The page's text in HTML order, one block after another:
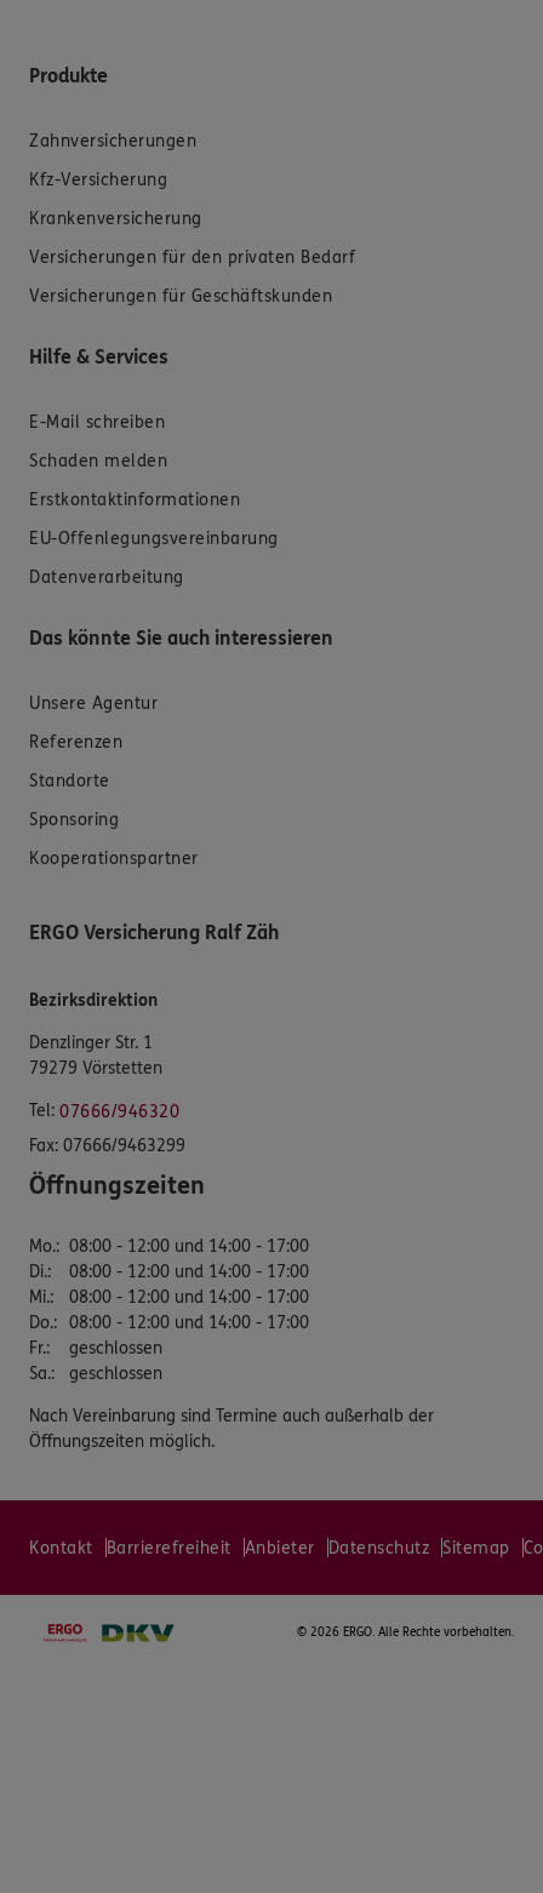
Produkte
Zahnversicherungen
Kfz-Versicherung
Krankenversicherung
Versicherungen für den privaten Bedarf
Versicherungen für Geschäftskunden
Hilfe & Services
E-Mail schreiben
Schaden melden
Erstkontaktinformationen
EU-Offenlegungsvereinbarung
Datenverarbeitung
Das könnte Sie auch interessieren
Unsere Agentur
Referenzen
Standorte
Sponsoring
Kooperationspartner
ERGO Versicherung Ralf Zäh
Bezirksdirektion
Denzlinger Str. 1
79279 Vörstetten
Tel: 07666/946320
Fax: 07666/9463299
Öffnungszeiten
Mo.: 08:00 - 12:00 und 14:00 - 17:00
Di.:
08:00 - 12:00 und 14:00 - 17:00
Mi.:
08:00 - 12:00 und 14:00 - 17:00
Do.: 08:00 - 12:00 und 14:00 - 17:00
Fr.:
geschlossen
Sa.: geschlossen
Nach Vereinbarung sind Termine auch außerhalb der
Öffnungszeiten möglich.
Kontakt Barrierefreiheit Anbieter Datenschutz Sitemap
© 2026 ERGO. Alle Rechte vorbehalten.